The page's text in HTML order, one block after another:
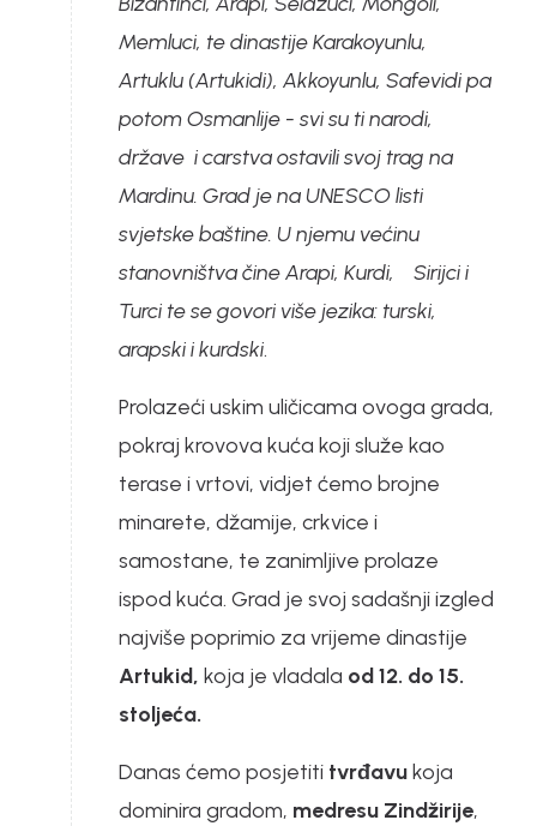
Memluci, te dinastije Karakoyunlu,
Artuklu (Artukidi), Akkoyunlu, Safevidi pa
potom Osmanlije - svi su ti narodi,
države i carstva ostavili svoj trag na
Mardinu. Grad je na UNESCO listi
svjetske baštine. U njemu većinu
stanovništva čine Arapi, Kurdi, Sirijci i
Turci te se govori više jezika: turski,
arapski i kurdski.
Prolazeći uskim uličicama ovoga grada,
pokraj krovova kuća koji služe kao
terase i vrtovi, vidjet ćemo brojne
minarete, džamije, crkvice i
samostane, te zanimljive prolaze
ispod kuća. Grad je svoj sadašnji izgled
najviše poprimio za vrijeme dinastije
Artukid, koja je vladala od 12. do 15.
stoljeća.
Danas ćemo posjetiti tvrđavukoja
dominira gradom, medresu Zindžirije,